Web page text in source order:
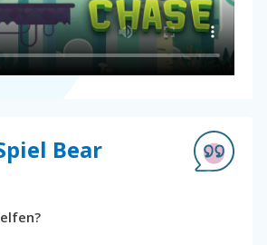
Bear